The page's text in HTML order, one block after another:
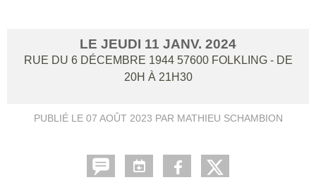
LE JEUDI 11 JANV. 2024
RUE DU 6 DÉCEMBRE 1944 57600 FOLKLING - DE
20H À 21H30
PUBLIÉ LE 07 AOÛT 2023 PAR MATHIEU SCHAMBION